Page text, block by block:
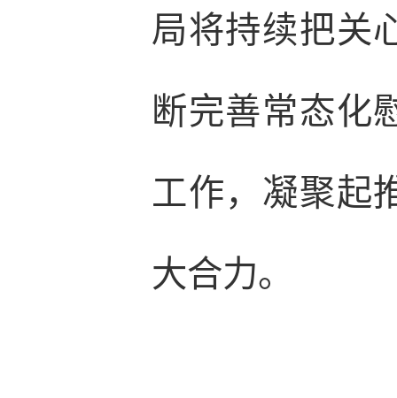
局将持续把关
断完善常态化
工作，凝聚起
大合力。